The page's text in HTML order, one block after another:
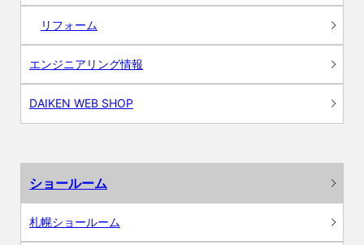
リフォーム
エンジニアリング情報
DAIKEN WEB SHOP
ショールーム
札幌ショールーム